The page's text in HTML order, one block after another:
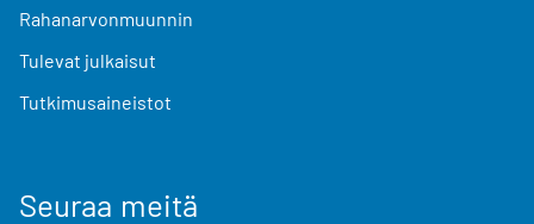
Rahanarvonmuunnin
Tulevat julkaisut
Tutkimusaineistot
Seuraa meitä